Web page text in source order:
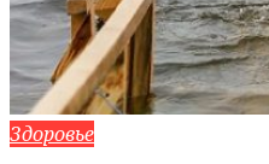
Здоровье